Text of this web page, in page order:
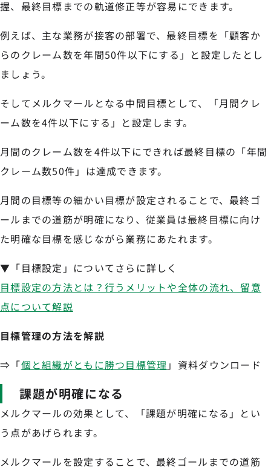
握、最終目標までの軌道修正等が容易にできます。
例えば、主な業務が接客の部署で、最終目標を「顧客か
らのクレーム数を年間50件以下にする」と設定したとし
ましょう。
そしてメルクマールとなる中間目標として、「月間クレ
ーム数を4件以下にする」と設定します。
月間のクレーム数を4件以下にできれば最終目標の「年間
クレーム数50件」は達成できます。
月間の目標等の細かい目標が設定されることで、最終ゴ
ールまでの道筋が明確になり、従業員は最終目標に向け
た明確な目標を感じながら業務にあたれます。
▼「目標設定」についてさらに詳しく
目標設定の方法とは？行うメリットや全体の流れ、留意
点について解説
目標管理の方法を解説
⇒「個と組織がともに勝つ目標管理 」資料ダウンロード
課題が明確になる
メルクマールの効果として、「課題が明確になる」とい
う点があげられます。
メルクマールを設定することで、最終ゴールまでの道筋